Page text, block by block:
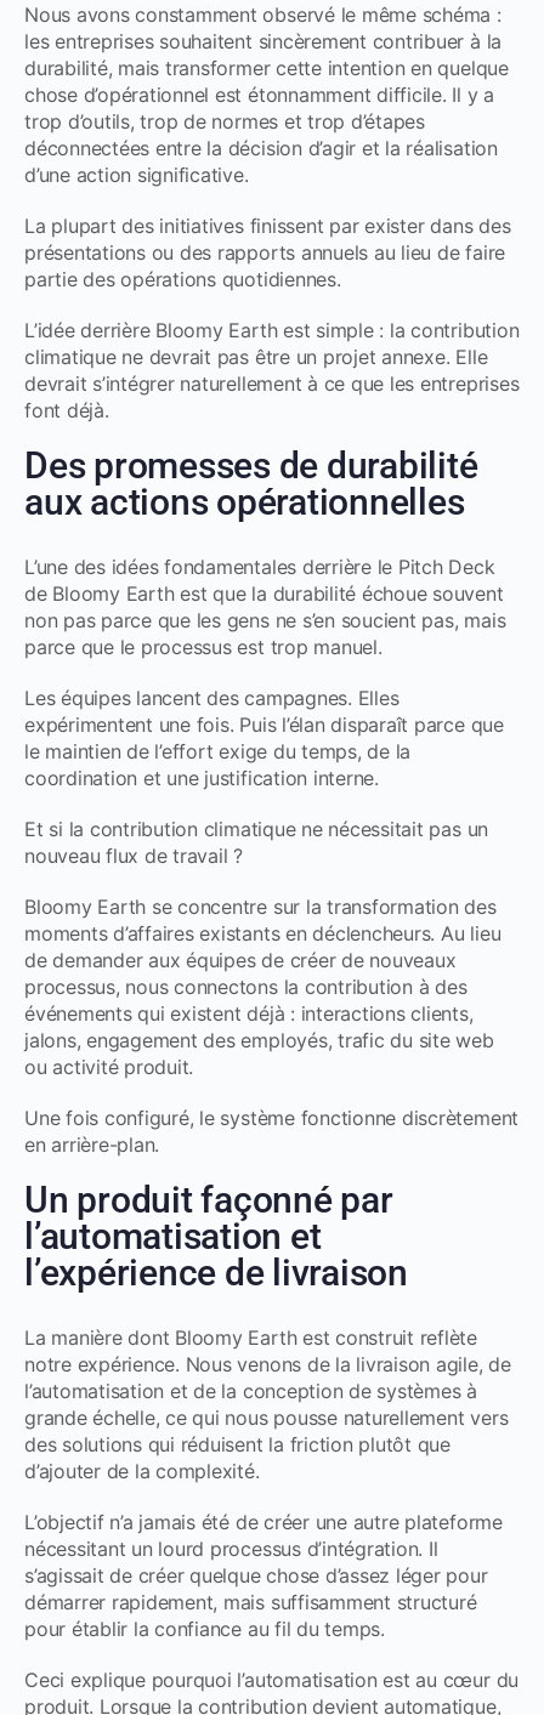
Nous avons constamment observé le même schéma :
les entreprises souhaitent sincèrement contribuer à la
durabilité, mais transformer cette intention en quelque
chose d’opérationnel est étonnamment difficile. Il y a
trop d’outils, trop de normes et trop d’étapes
déconnectées entre la décision d’agir et la réalisation
d’une action significative.
La plupart des initiatives finissent par exister dans des
présentations ou des rapports annuels au lieu de faire
partie des opérations quotidiennes.
L’idée derrière Bloomy Earth est simple : la contribution
climatique ne devrait pas être un projet annexe. Elle
devrait s’intégrer naturellement à ce que les entreprises
font déjà.
Des promesses de durabilité
aux actions opérationnelles
L’une des idées fondamentales derrière le Pitch Deck
de Bloomy Earth est que la durabilité échoue souvent
non pas parce que les gens ne s’en soucient pas, mais
parce que le processus est trop manuel.
Les équipes lancent des campagnes. Elles
expérimentent une fois. Puis l’élan disparaît parce que
le maintien de l’effort exige du temps, de la
coordination et une justification interne.
Et si la contribution climatique ne nécessitait pas un
nouveau flux de travail ?
Bloomy Earth se concentre sur la transformation des
moments d’affaires existants en déclencheurs. Au lieu
de demander aux équipes de créer de nouveaux
processus, nous connectons la contribution à des
événements qui existent déjà : interactions clients,
jalons, engagement des employés, trafic du site web
ou activité produit.
Une fois configuré, le système fonctionne discrètement
en arrière-plan.
Un produit façonné par
l’automatisation et
l’expérience de livraison
La manière dont Bloomy Earth est construit reflète
notre expérience. Nous venons de la livraison agile, de
l’automatisation et de la conception de systèmes à
grande échelle, ce qui nous pousse naturellement vers
des solutions qui réduisent la friction plutôt que
d’ajouter de la complexité.
L’objectif n’a jamais été de créer une autre plateforme
nécessitant un lourd processus d’intégration. Il
s’agissait de créer quelque chose d’assez léger pour
démarrer rapidement, mais suffisamment structuré
pour établir la confiance au fil du temps.
Ceci explique pourquoi l’automatisation est au cœur du
produit. Lorsque la contribution devient automatique,